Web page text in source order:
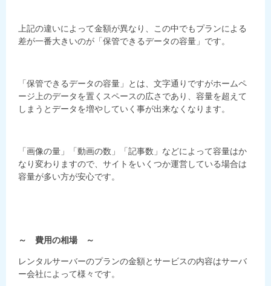
上記の違いによって金額が異なり、この中でもプランによる
差が一番大きいのが「保管できるデータの容量」です。
「保管できるデータの容量」とは、文字通りですがホームペ
ージ上のデータを置くスペースの広さであり、容量を超えて
しまうとデータを増やしていく事が出来なくなります。
「画像の量」「動画の数」「記事数」などによって容量はか
なり変わりますので、サイトをいくつか運営している場合は
容量が多い方が安心です。
～ 費用の相場 ～
レンタルサーバーのプランの金額とサービスの内容はサーバ
ー会社によって様々です。